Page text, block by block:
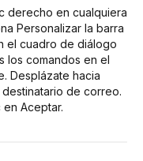
derecho en cualquiera
Personalizar la barra
el cuadro de diálogo
los comandos en el
Desplázate hacia
de correo.
Aceptar.